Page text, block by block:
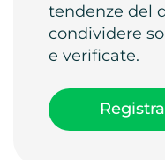
tendenze del
condividere
e verificate.